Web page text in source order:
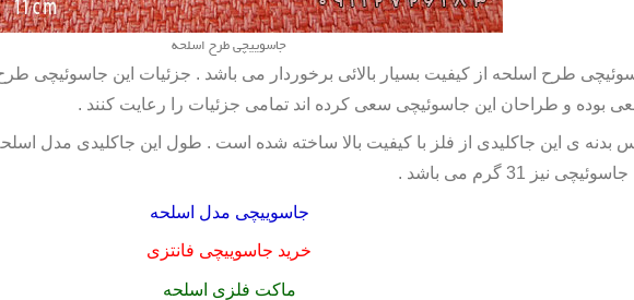
جاسوییچی طرح اسلحه
طرح اسلحه از کیفیت بسیار بالائی برخوردار می باشد . جزئیات این جاسوئیچی
بوده و طراحان این جاسوئیچی سعی کرده اند تمامی جزئیات را رعایت کنند .
بدنه ی این جاکلیدی از فلز با کیفیت بالا ساخته شده است . طول این جاکلیدی مدل
نیز 31 گرم می باشد .
جاسوییچی مدل اسلحه
خرید جاسوییچی فانتزی
ماکت فلزی اسلحه